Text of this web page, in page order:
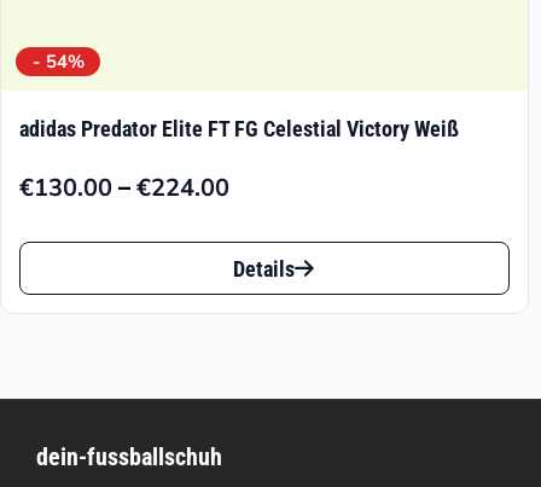
- 54%
adidas Predator Elite FT FG Celestial Victory Weiß
€130.00–€224.00
Preisspanne:
€130.00
€224.00
Dieses
Produkt
auf.
Details
dein-fussballschuh